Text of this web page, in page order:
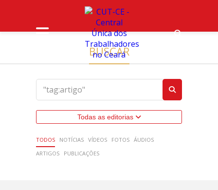
BUSCAR
Todas as editorias
TODOS NOTÍCIAS VÍDEOS FOTOS ÁUDIOS
ARTIGOS
PUBLICAÇÕES